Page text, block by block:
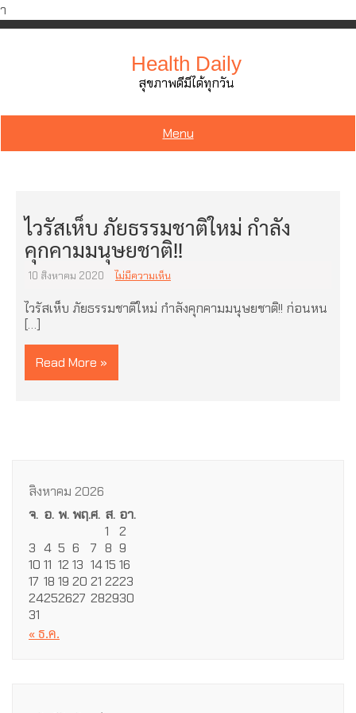
ำ
Skip
Health Daily
สุขภาพดีมีได้ทุกวัน
Menu
ไวรัสเห็บ ภัยธรรมชาติใหม่ กำลัง
คุกคามมนุษยชาติ!!
10 สิงหาคม 2020 ไม่มีความเห็น
ไวรัสเห็บ ภัยธรรมชาติใหม่ กำลังคุกคามมนุษยชาติ!! ก่อนหน
[…]
Read More »
สิงหาคม 2026
จ. อ. พ.พฤ.ศ. ส. อา.
1
2
3 4 5 6 7 8 9
10 11 12 13 1415 16
17 18 19 20 21 2223
24252627 282930
31
« ธ.ค.